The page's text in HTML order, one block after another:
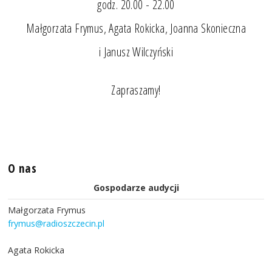
godz. 20.00 - 22.00
Małgorzata Frymus, Agata Rokicka, Joanna Skonieczna
i Janusz Wilczyński
Zapraszamy!
O nas
Gospodarze audycji
Małgorzata Frymus
frymus@radioszczecin.pl
Agata Rokicka